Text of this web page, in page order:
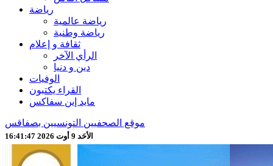
رياضة
رياضة عالمية
رياضة وطنية
ثقافة و إعلام
الرأي الآخر
دين و دنيا
الوفيات
القراء يكتبون
مايد إين سفاكس
موقع الصحفيين التونسيين بصفاقس
الأحَد 9 أوت 2026 16:41:49